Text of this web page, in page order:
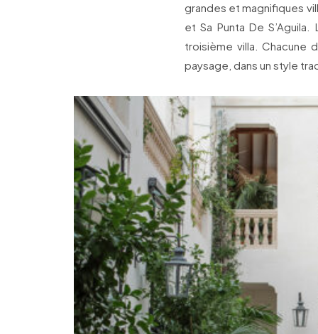
grandes et magnifiques
et Sa Punta De S’Aguila.
troisième villa. Chacune
paysage, dans un style